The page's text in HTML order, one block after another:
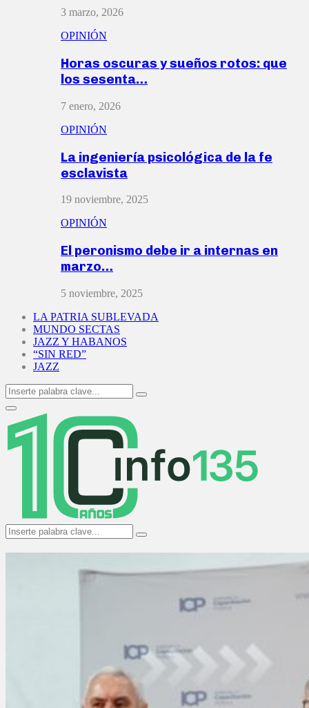
3 marzo, 2026
OPINIÓN
Horas oscuras y sueños rotos: que
los sesenta…
7 enero, 2026
OPINIÓN
La ingeniería psicológica de la fe
esclavista
19 noviembre, 2025
OPINIÓN
El peronismo debe ir a internas en
marzo…
5 noviembre, 2025
LA PATRIA SUBLEVADA
MUNDO SECTAS
JAZZ Y HABANOS
“SIN RED”
JAZZ
Search
for:
Search
Primary
Menu
Search
for:
Search